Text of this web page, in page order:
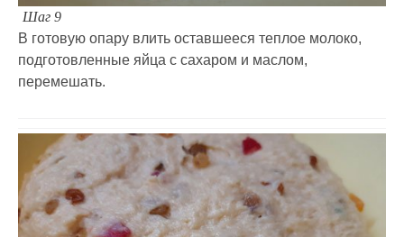
Шаг 9
В готовую опару влить оставшееся теплое молоко,
подготовленные яйца с сахаром и маслом,
перемешать.